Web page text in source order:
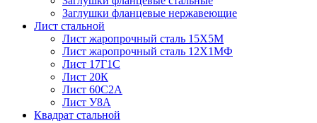
Заглушки фланцевые нержавеющие
Лист стальной
Лист жаропрочный сталь 15Х5М
Лист жаропрочный сталь 12Х1МФ
Лист 17Г1С
Лист 20К
Лист 60С2А
Лист У8А
Квадрат стальной